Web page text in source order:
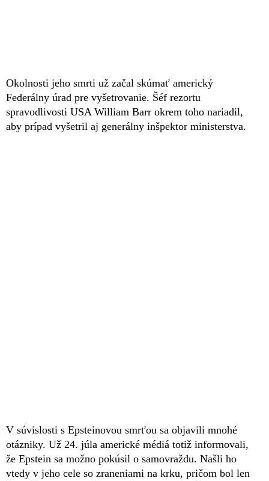
Okolnosti jeho smrti už začal skúmať americký
Federálny úrad pre vyšetrovanie. Šéf rezortu
spravodlivosti USA William Barr okrem toho nariadil,
aby prípad vyšetril aj generálny inšpektor ministerstva.
V súvislosti s Epsteinovou smrťou sa objavili mnohé
otázniky. Už 24. júla americké médiá totiž informovali,
že Epstein sa možno pokúsil o samovraždu. Našli ho
vtedy v jeho cele so zraneniami na krku, pričom bol len